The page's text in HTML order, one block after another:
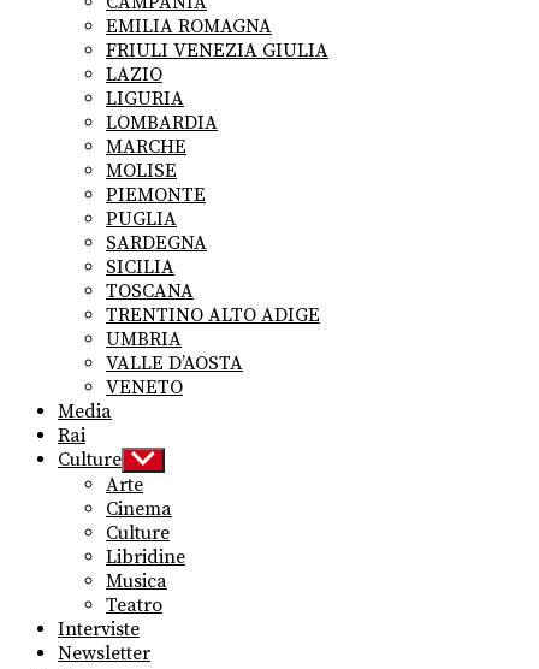
EMILIA ROMAGNA
FRIULI VENEZIA GIULIA
LAZIO
LIGURIA
LOMBARDIA
MARCHE
MOLISE
PIEMONTE
PUGLIA
SARDEGNA
SICILIA
TOSCANA
TRENTINO ALTO ADIGE
UMBRIA
VALLE D’AOSTA
VENETO
Media
Rai
Culture Show
sub
menu
Arte
Cinema
Culture
Libridine
Musica
Teatro
Interviste
Newsletter